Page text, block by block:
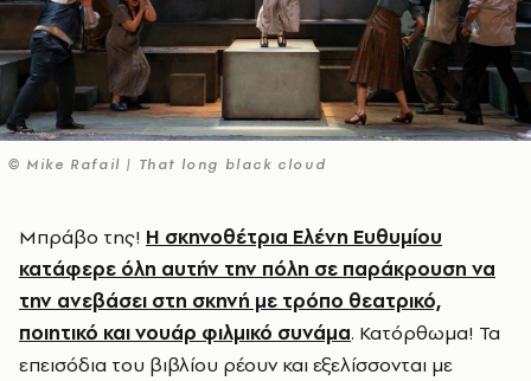
© Mike Rafail | That long black cloud
Μπράβο της! Η σκηνοθέτρια Ελένη Ευθυμίου
κατάφερε όλη αυτήν την πόλη σε παράκρουση να
την ανεβάσει στη σκηνή με τρόπο θεατρικό,
ποιητικό και νουάρ φιλμικό συνάμα. Κατόρθωμα! Τα
επεισόδια του βιβλίου ρέουν και εξελίσσονται με